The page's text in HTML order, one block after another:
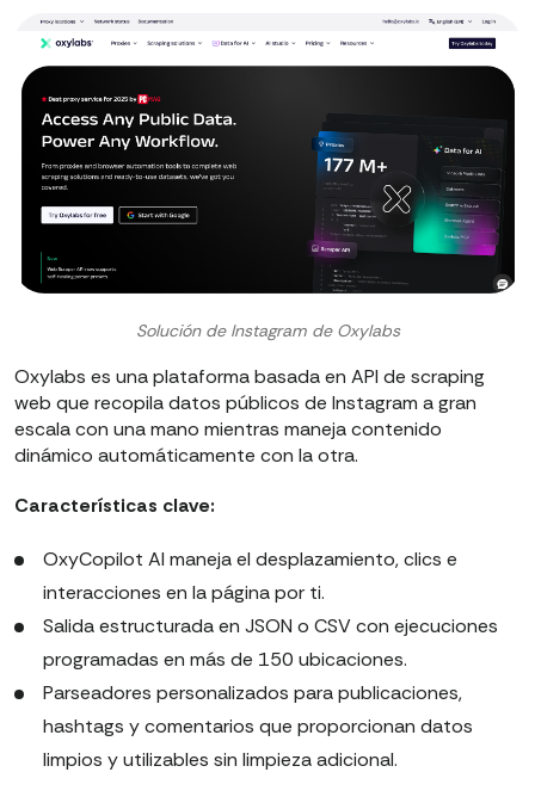
Solución de Instagram de Oxylabs
Oxylabs es una plataforma basada en API de scraping
web que recopila datos públicos de Instagram a gran
escala con una mano mientras maneja contenido
dinámico automáticamente con la otra.
Características clave:
OxyCopilot AI maneja el desplazamiento, clics e
interacciones en la página por ti.
Salida estructurada en JSON o CSV con ejecuciones
programadas en más de 150 ubicaciones.
Parseadores personalizados para publicaciones,
hashtags y comentarios que proporcionan datos
limpios y utilizables sin limpieza adicional.